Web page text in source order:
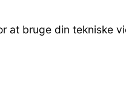
bruge din tekniske